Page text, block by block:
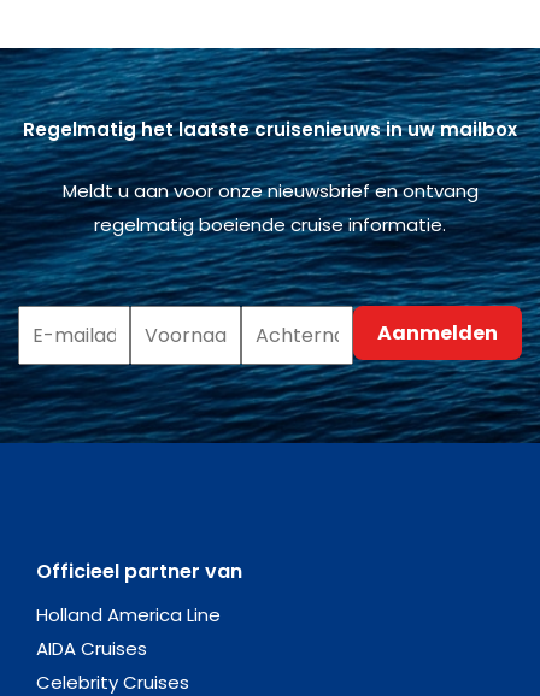
Regelmatig het laatste cruisenieuws in uw mailbox
Meldt u aan voor onze nieuwsbrief en ontvang
regelmatig boeiende cruise informatie.
Officieel partner van
Holland America Line
AIDA Cruises
Celebrity Cruises